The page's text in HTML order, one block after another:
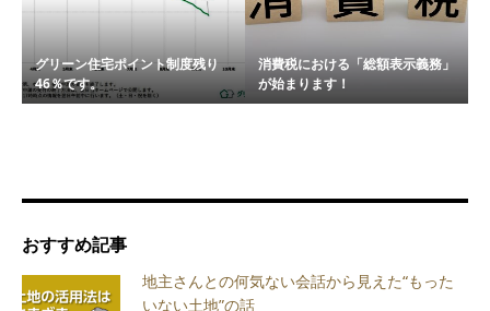
グリーン住宅ポイント制度残り
46％です。
消費税における「総額表示義務」
が始まります！
おすすめ記事
地主さんとの何気ない会話から見えた“もった
いない土地”の話